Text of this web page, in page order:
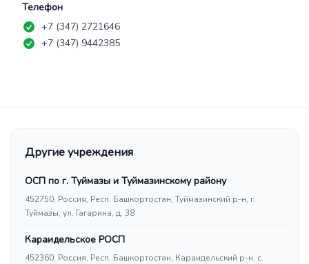
Телефон
+7 (347) 2721646
+7 (347) 9442385
Другие учреждения
ОСП по г. Туймазы и Туймазинскому району
452750, Россия, Респ. Башкортостан, Туймазинский р-н, г.
Туймазы, ул. Гагарина, д. 38
Караидельское РОСП
452360, Россия, Респ. Башкортостан, Караидельский р-н, с.